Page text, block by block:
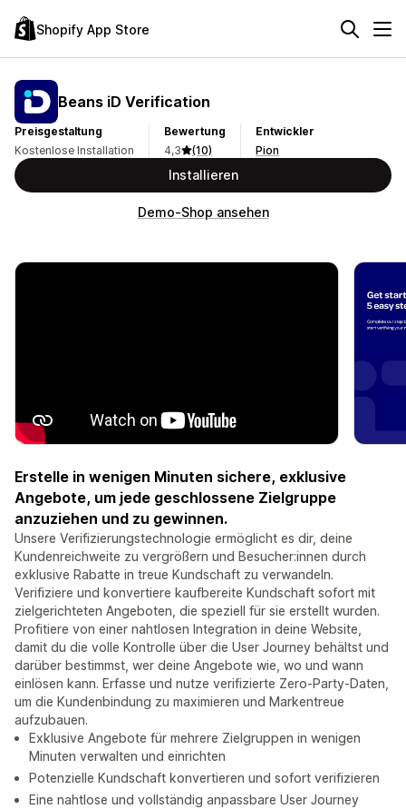
Shopify App Store
Beans iD Verification
Preisgestaltung
Kostenlose Installation
Bewertung
4,3
(10)
Entwickler
Pion
Installieren
Demo-Shop ansehen
Erstelle in wenigen Minuten sichere, exklusive
Angebote, um jede geschlossene Zielgruppe
anzuziehen und zu gewinnen.
Unsere Verifizierungstechnologie ermöglicht es dir, deine
Kundenreichweite zu vergrößern und Besucher:innen durch
exklusive Rabatte in treue Kundschaft zu verwandeln.
Verifiziere und konvertiere kaufbereite Kundschaft sofort mit
zielgerichteten Angeboten, die speziell für sie erstellt wurden.
Profitiere von einer nahtlosen Integration in deine Website,
damit du die volle Kontrolle über die User Journey behältst und
darüber bestimmst, wer deine Angebote wie, wo und wann
einlösen kann. Erfasse und nutze verifizierte Zero-Party-Daten,
um die Kundenbindung zu maximieren und Markentreue
aufzubauen.
Exklusive Angebote für mehrere Zielgruppen in wenigen
Minuten verwalten und einrichten
Potenzielle Kundschaft konvertieren und sofort verifizieren
Eine nahtlose und vollständig anpassbare User Journey